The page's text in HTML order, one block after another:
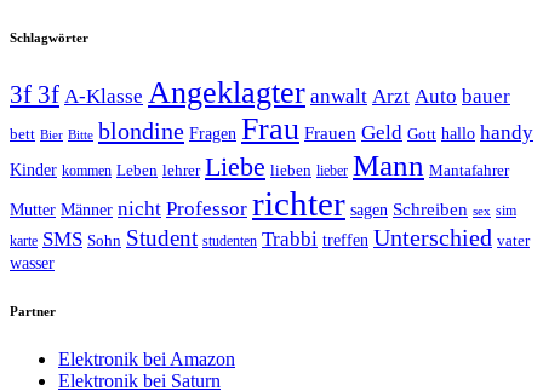
Schlagwörter
3f 3f A-Klasse Angeklagter anwalt Arzt Auto bauer
bett Bier Bitte blondine Fragen Frau Frauen Geld Gott hallo handy
Kinder kommen Leben lehrer Liebe lieben lieber Mann Mantafahrer
Mutter Männer nicht Professor richter sagen Schreiben sex sim
karte SMS Sohn Student studenten Trabbi treffen Unterschied vater
wasser
Partner
Elektronik bei Amazon
Elektronik bei Saturn